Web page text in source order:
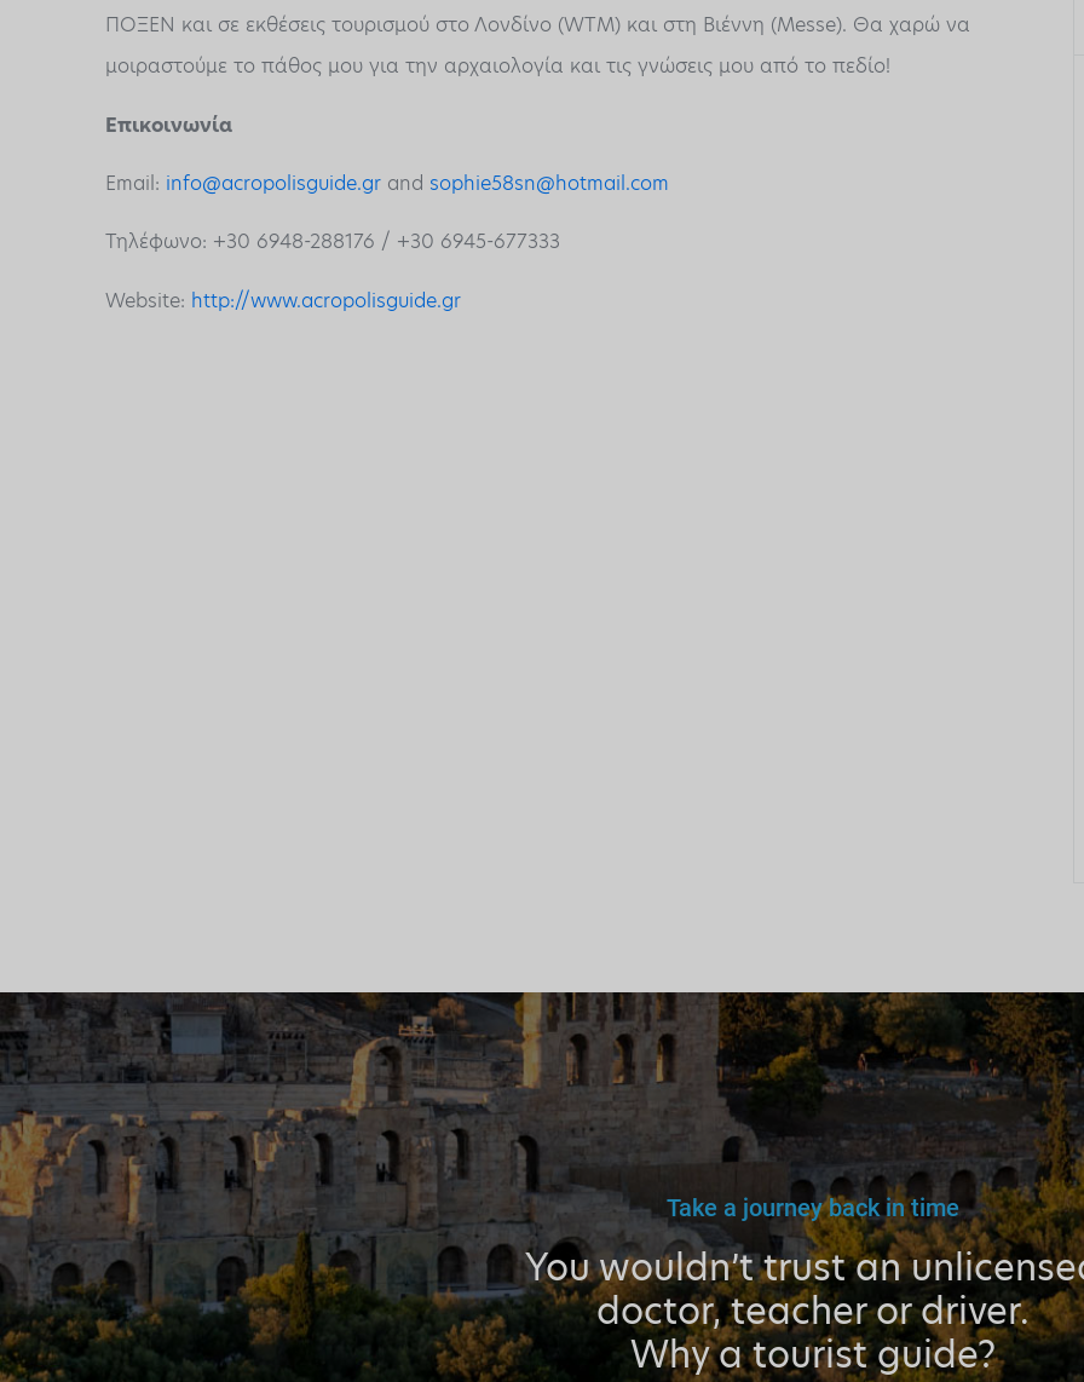
ΠΟΞΕΝ και σε εκθέσεις τουρισμού στο Λονδίνο (WTM) και στη Βιέννη (Messe). Θα χαρώ να
μοιραστούμε το πάθος μου για την αρχαιολογία και τις γνώσεις μου από το πεδίο!
Επικοινωνία
Email: info@acropolisguide.gr and sophie58sn@hotmail.com
Τηλέφωνο: +30 6948-288176 / +30 6945-677333
Website: http://www.acropolisguide.gr
Take a journey back in time
You wouldn’t trust an
doctor, teacher or driver.
Why a tourist guide?